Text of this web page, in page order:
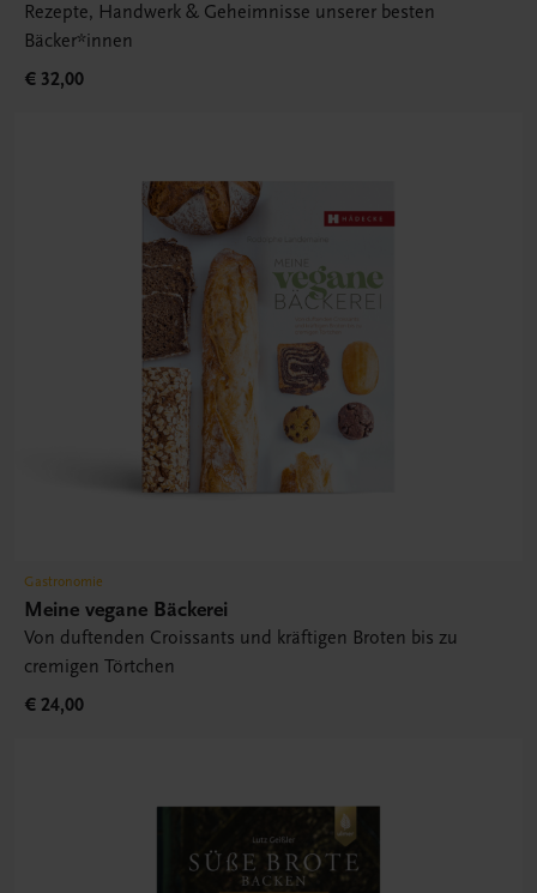
Rezepte, Handwerk & Geheimnisse unserer besten
Bäcker*innen
€ 32,00
Gastronomie
Meine vegane Bäckerei
Von duftenden Croissants und kräftigen Broten bis zu
cremigen Törtchen
€ 24,00